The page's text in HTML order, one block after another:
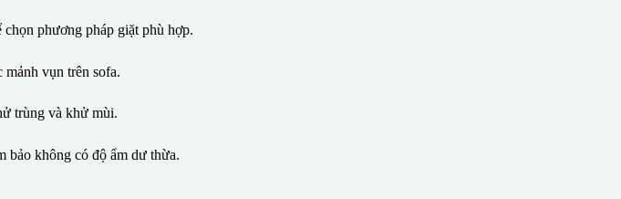
phương pháp giặt phù hợp.
mảnh vụn trên sofa.
trùng và khử mùi.
bảo không có độ ẩm dư thừa.